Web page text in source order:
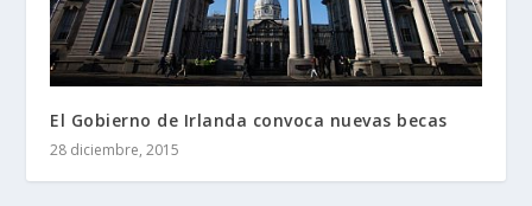
El Gobierno de Irlanda convoca nuevas becas
28 diciembre, 2015